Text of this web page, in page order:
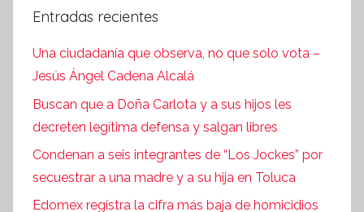
Entradas recientes
Una ciudadanía que observa, no que solo vota –
Jesús Ángel Cadena Alcalá
Buscan que a Doña Carlota y a sus hijos les
decreten legítima defensa y salgan libres
Condenan a seis integrantes de “Los Jockes” por
secuestrar a una madre y a su hija en Toluca
Edomex registra la cifra más baja de homicidios